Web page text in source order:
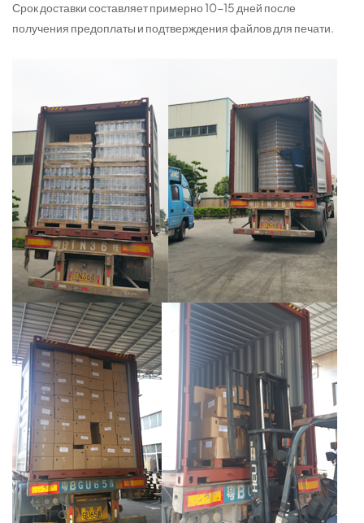
Срок доставки составляет примерно 10-15 дней после
получения предоплаты и подтверждения файлов для печати.